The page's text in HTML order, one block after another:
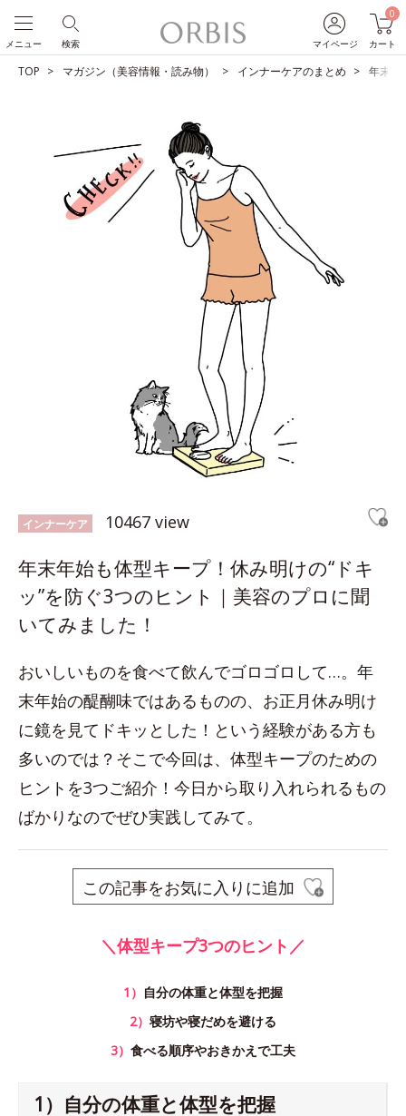
マイページ
0
カート
検索
メニュー
TOP マガジン（美容情報・読み物） インナーケアのまとめ 年末年
インナーケア 10467 view
年末年始も体型キープ！休み明けの“ドキ
ッ”を防ぐ3つのヒント｜美容のプロに聞
いてみました！
おいしいものを食べて飲んでゴロゴロして…。年
末年始の醍醐味ではあるものの、お正月休み明け
に鏡を見てドキッとした！という経験がある方も
多いのでは？そこで今回は、体型キープのための
ヒントを3つご紹介！今日から取り入れられるもの
ばかりなのでぜひ実践してみて。
この記事をお気に入りに追加
＼体型キープ3つのヒント／
1） 自分の体重と体型を把握
2） 寝坊や寝だめを避ける
3） 食べる順序やおきかえで工夫
1）自分の体重と体型を把握